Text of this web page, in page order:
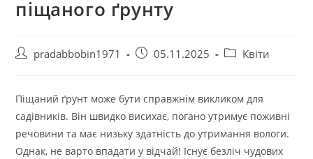
піщаного ґрунту
Авторpradabbobin1971
Запис05.11.2025
Категорія
Квіти
Піщаний ґрунт може бути справжнім викликом для
садівників. Він швидко висихає, погано утримує поживні
речовини та має низьку здатність до утримання вологи.
Однак, не варто впадати у відчай! Існує безліч чудових